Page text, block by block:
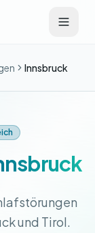
Innsbruck
und Tirol.